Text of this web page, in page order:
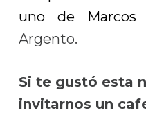
uno de Marcos
Argento.
Si te gustó esta
invitarnos un